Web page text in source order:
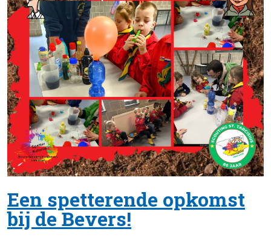
Een spetterende opkomst
bij de Bevers!